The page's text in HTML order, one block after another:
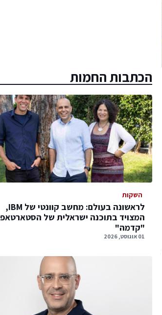
הכתבות החמות
השקות
לראשונה בעולם: מחשב קוונטי של IBM,
המצויד בתוכנה ישראלית של הסטארטאפ
"קדמה"
01 אוגוסט, 2026